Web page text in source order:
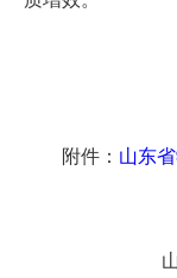
附件： 山东